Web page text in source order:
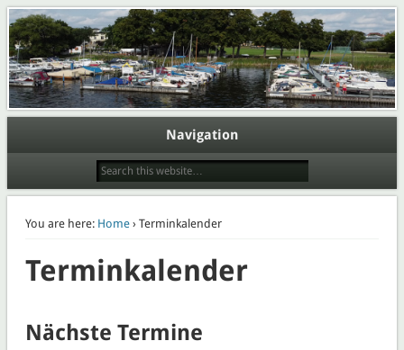
Wasserport im ESV Lok Potsdam
e.V.
Webpräsenz der Abteilung Wassersport des Eisenbahner Sportverein Lokomotive
Potsdam e.V.
Navigation
You are here: Home› Terminkalender
Terminkalender
Nächste Termine